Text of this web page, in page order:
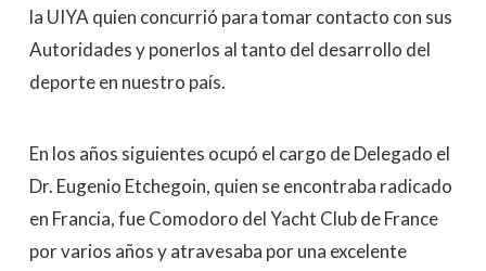
la UIYA quien concurrió para tomar contacto con sus
Autoridades y ponerlos al tanto del desarrollo del
deporte en nuestro país.
En los años siguientes ocupó el cargo de Delegado el
Dr. Eugenio Etchegoin, quien se encontraba radicado
en Francia, fue Comodoro del Yacht Club de France
por varios años y atravesaba por una excelente